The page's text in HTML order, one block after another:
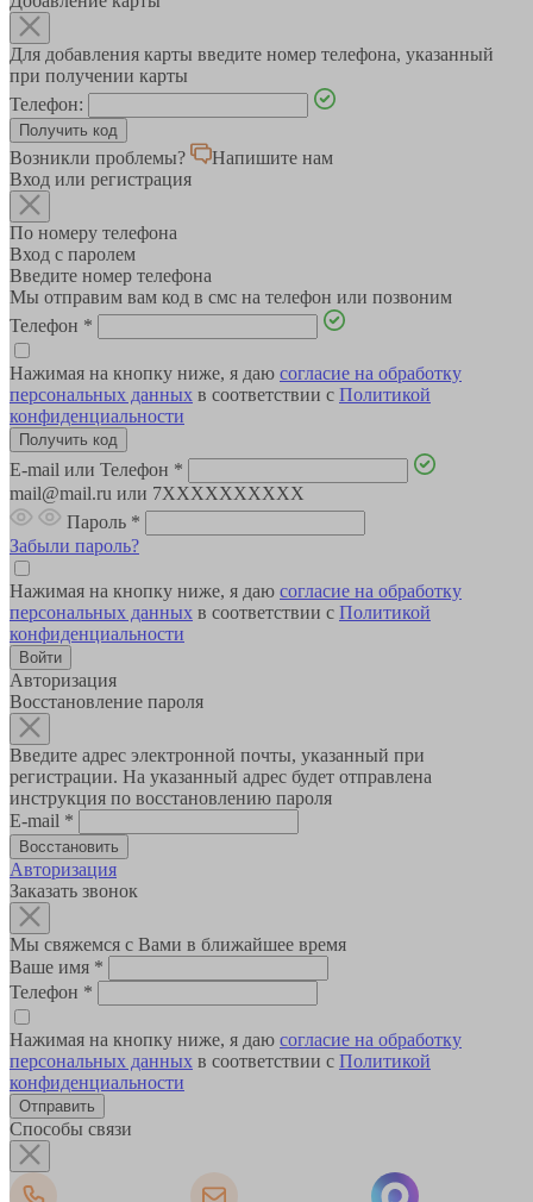
Для добавления карты введите номер телефона, указанный
при получении карты
Телефон:
Возникли проблемы?
Напишите нам
Вход или регистрация
По номеру телефона
Вход с паролем
Введите номер телефона
Мы отправим вам код в смс на телефон или позвоним
Телефон *
Нажимая на кнопку ниже, я даю согласие на обработку
персональных данных в соответствии с Политикой
конфиденциальности
E-mail или Телефон *
mail@mail.ru или 7XXXXXXXXXX
Пароль *
Забыли пароль?
Нажимая на кнопку ниже, я даю согласие на обработку
персональных данных в соответствии с Политикой
конфиденциальности
Авторизация
Восстановление пароля
Введите адрес электронной почты, указанный при
регистрации. На указанный адрес будет отправлена
инструкция по восстановлению пароля
E-mail *
Авторизация
Заказать звонок
Мы свяжемся с Вами в ближайшее время
Ваше имя *
Телефон *
Нажимая на кнопку ниже, я даю согласие на обработку
персональных данных в соответствии с Политикой
конфиденциальности
Способы связи